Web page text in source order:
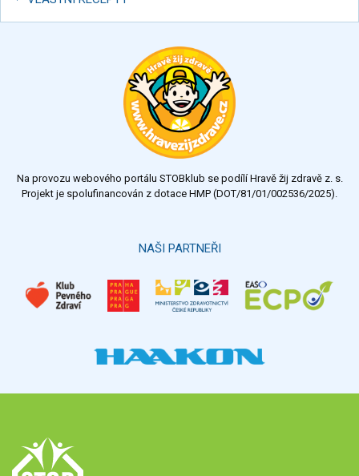
Na provozu webového portálu STOBklub se podílí Hravě žij zdravě z. s.
Projekt je spolufinancován z dotace HMP (DOT/81/01/002536/2025).
NAŠI PARTNEŘI